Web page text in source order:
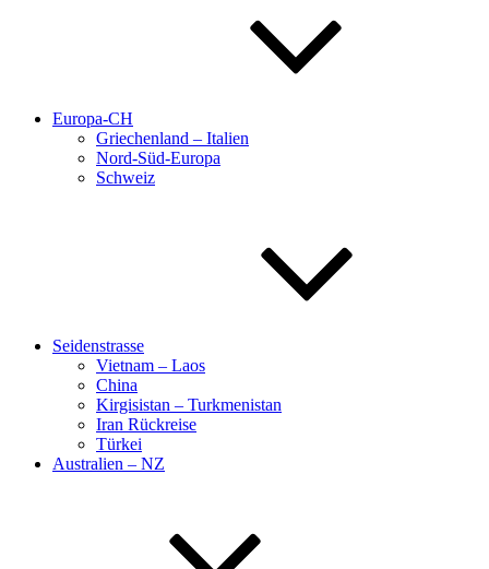
Europa-CH
Griechenland – Italien
Nord-Süd-Europa
Schweiz
Seidenstrasse
Vietnam – Laos
China
Kirgisistan – Turkmenistan
Iran Rückreise
Türkei
Australien – NZ